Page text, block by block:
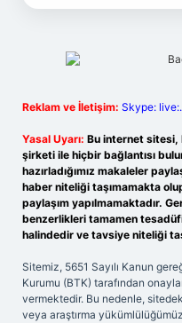
Reklam ve İletişim: Skype:
Yasal Uyarı: Bu internet sitesi,
şirketi ile hiçbir bağlantısı
hazırladığımız makaleler
haber niteliği taşımamakta
paylaşım yapılmamaktadır.
benzerlikleri tamamen
halindedir ve tavsiye niteliği
Sitemiz, 5651 Sayılı Kanun
Kurumu (BTK) tarafından
vermektedir. Bu nedenle,
veya araştırma